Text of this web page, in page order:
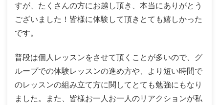
すが、たくさんの方にお越し頂き、本当にありがとう
ございました！皆様に体験して頂きとても嬉しかった
です。
普段は個人レッスンをさせて頂くことが多いので、グ
ループでの体験レッスンの進め方や、より短い時間で
のレッスンの組み立て方に関してとても勉強にもなり
ました。また、皆様お一人お一人のリアクションが私